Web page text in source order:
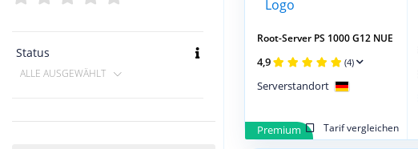
Status
ALLE AUSGEWÄHLT
Premium Tarif vergleichen
Root-Server PS 1000 G12 NUE
4,9 (4)
Serverstandort